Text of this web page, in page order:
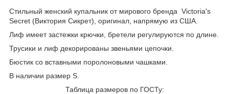
Стильный женский купальник от мирового бренда Victoria's
Secret (Виктория Сикрет), оригинал, напрямую из США.
Лиф имеет застежки крючки, бретели регулируются по длине.
Трусики и лиф декорированы звеньями цепочки.
Бюстик со вставными поролоновыми чашками.
В наличии размер S.
Таблица размеров по ГОСТу: